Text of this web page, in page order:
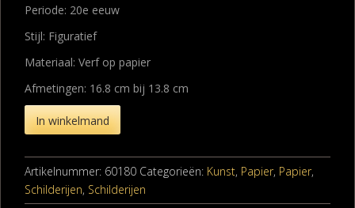
Periode: 20e eeuw
Stijl: Figuratief
Materiaal: Verf op papier
Afmetingen: 16.8 cm bij 13.8 cm
In winkelmand
Artikelnummer: 60180 Categorieën: Kunst, Papier, Papier,
Schilderijen, Schilderijen